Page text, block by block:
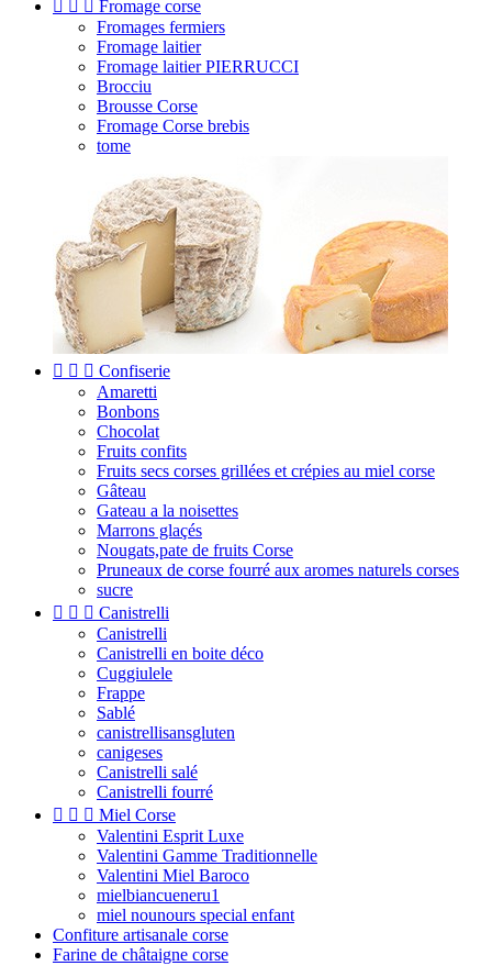
Fromage corse
Fromages fermiers
Fromage laitier
Fromage laitier PIERRUCCI
Brocciu
Brousse Corse
Fromage Corse brebis
tome
   Confiserie
Amaretti
Bonbons
Chocolat
Fruits confits
Fruits secs corses grillées et crépies au miel corse
Gâteau
Gateau a la noisettes
Marrons glaçés
Nougats,pate de fruits Corse
Pruneaux de corse fourré aux aromes naturels corses
sucre
   Canistrelli
Canistrelli
Canistrelli en boite déco
Cuggiulele
Frappe
Sablé
canistrellisansgluten
canigeses
Canistrelli salé
Canistrelli fourré
   Miel Corse
Valentini Esprit Luxe
Valentini Gamme Traditionnelle
Valentini Miel Baroco
mielbiancueneru1
miel nounours special enfant
Confiture artisanale corse
Farine de châtaigne corse